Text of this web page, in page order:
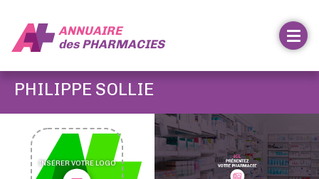
ANNUAIRE
desPHARMACIES
PHILIPPE SOLLIE
INSÉRER VOTRE LOGO